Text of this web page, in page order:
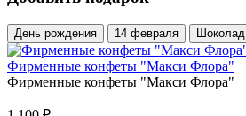
День рождения 14 февраля Шоколад
Фирменные конфеты "Макси Флора"
Фирменные конфеты "Макси Флора"